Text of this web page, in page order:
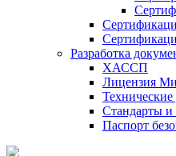
Разработка
ХАССП
Лицензия
Технические
Стандарты и
Паспорт